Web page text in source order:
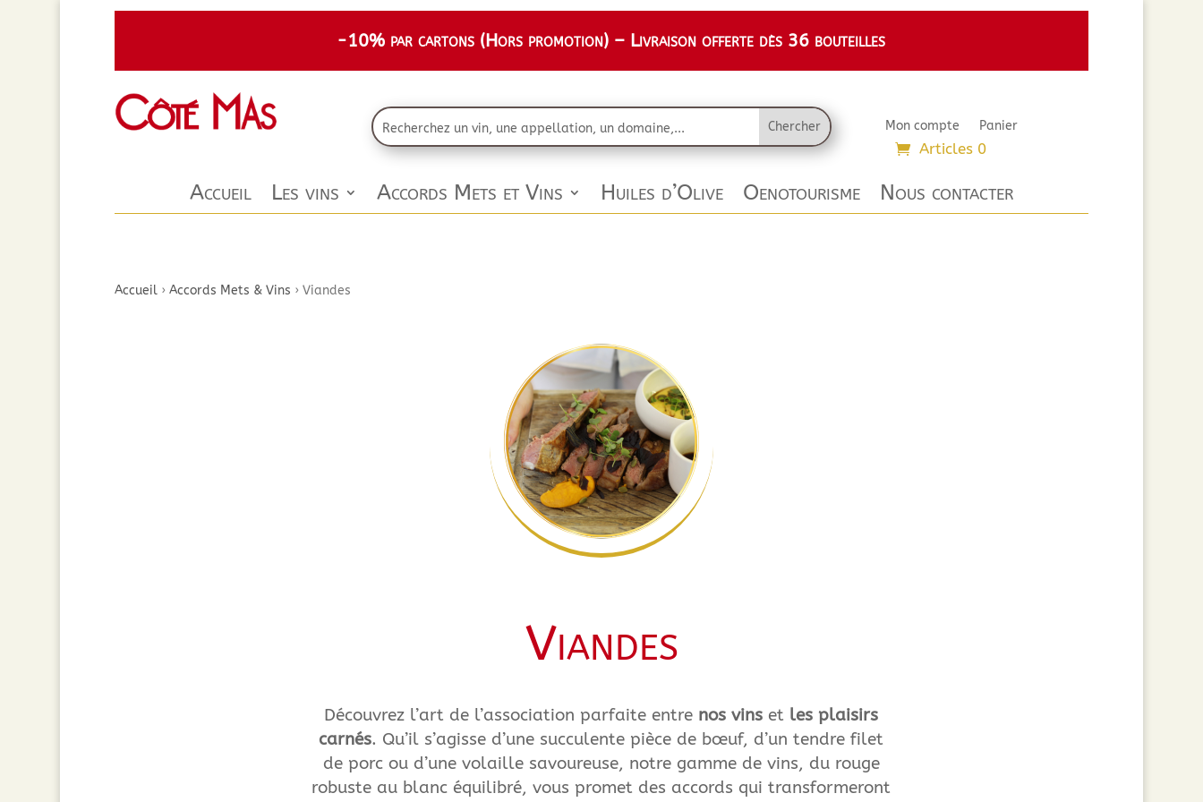
-10% par cartons (Hors promotion) – Livraison offerte dès 36 bouteilles
Mon compte Panier
Articles 0
Accueil Les vins Accords Mets et Vins Huiles d’Olive Oenotourisme Nous contacter
Accueil› Accords Mets & Vins › Viandes
Viandes
Découvrez l’art de l’association parfaite entre nos vins et les plaisirs
carnés. Qu’il s’agisse d’une succulente pièce de bœuf, d’un tendre filet
de porc ou d’une volaille savoureuse, notre gamme de vins, du rouge
robuste au blanc équilibré, vous promet des accords qui transformeront